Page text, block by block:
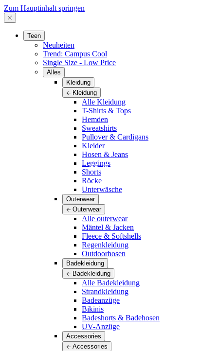
Zum Hauptinhalt springen
Teen
Neuheiten
Trend: Campus Cool
Single Size - Low Price
Alles
Kleidung
Kleidung
Alle Kleidung
T-Shirts & Tops
Hemden
Sweatshirts
Pullover & Cardigans
Kleider
Hosen & Jeans
Leggings
Shorts
Röcke
Unterwäsche
Outerwear
Outerwear
Alle outerwear
Mäntel & Jacken
Fleece & Softshells
Regenkleidung
Outdoorhosen
Badekleidung
Badekleidung
Alle Badekleidung
Strandkleidung
Badeanzüge
Bikinis
Badeshorts & Badehosen
UV-Anzüge
Accessories
Accessories